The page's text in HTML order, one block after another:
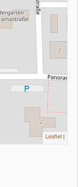
Leaflet |